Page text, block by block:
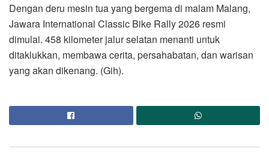
Dengan deru mesin tua yang bergema di malam Malang,
Jawara International Classic Bike Rally 2026 resmi
dimulai. 458 kilometer jalur selatan menanti untuk
ditaklukkan, membawa cerita, persahabatan, dan warisan
yang akan dikenang. (Gih).